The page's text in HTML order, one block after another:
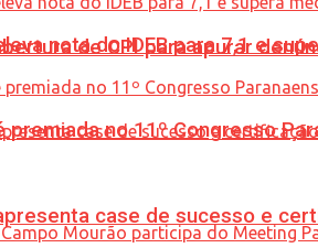
de CPI para apurar
case de sucesso e
nota do IDEB para 7,1 e
premiada no 11º Congresso